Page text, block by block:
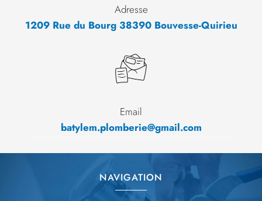
Adresse
1209 Rue du Bourg 38390 Bouvesse-Quirieu
Email
batylem.plomberie@gmail.com
NAVIGATION